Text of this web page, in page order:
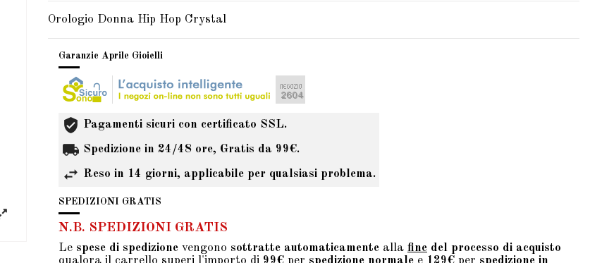
Orologio Donna Hip Hop Crystal
Garanzie Aprile Gioielli
Pagamenti sicuri con certificato SSL.
Spedizione in 24/48 ore, Gratis da 99€.
Reso in 14 giorni, applicabile per qualsiasi problema.
SPEDIZIONI GRATIS
N.B. SPEDIZIONI GRATIS
Le spese di spedizione vengono sottratte automaticamente alla fine del processo di acquisto
qualora il carrello superi l'importo di 99€ per spedizione normale e 129€ per spedizione in